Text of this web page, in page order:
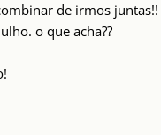
de irmos
o que acha??